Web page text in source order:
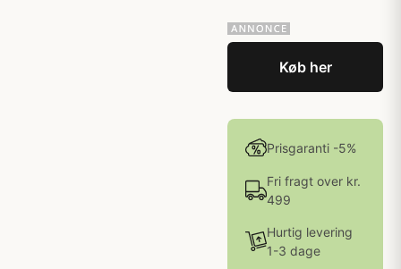
Køb her
Prisgaranti -5%
Fri fragt over kr.
499
Hurtig levering
1-3 dage